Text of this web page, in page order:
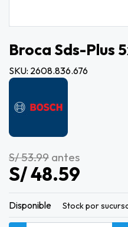
Broca Sds-Plus
SKU: 2608.836.676
S/ 53.99 antes
S/ 48.59
Disponible Stock por